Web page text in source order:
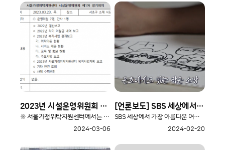
2023년 시설운영위원회 회의록 게시
※ 서울가정위탁지원센터에서는 2023년 시설 운영위원회 회의록을 게시합니..
2024-03-06
[언론보도] SBS 세상에서 가장 아름다운 여행 1117회(2024.02.16.방송)
SBS 세상에서 가장 아름다운 여행 1117회(2024.02.16.) 방..
2024-02-20